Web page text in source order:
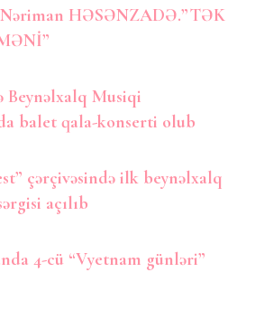
HƏSƏNZADƏ.”TƏK
Beynəlxalq Musiqi
balet qala-konserti olub
çərçivəsində ilk beynəlxalq
açılıb
4-cü “Vyetnam günləri”